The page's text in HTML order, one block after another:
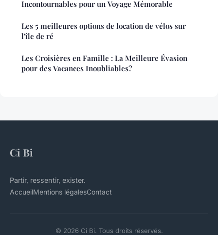
Incontournables pour un Voyage Mémorable
Les 5 meilleures options de location de vélos sur
l'île de ré
Les Croisières en Famille : La Meilleure Évasion
pour des Vacances Inoubliables?
Ci Bi
Partir, ressentir, exister.
AccueilMentions légalesContact
© 2026 Ci Bi. Tous droits réservés.